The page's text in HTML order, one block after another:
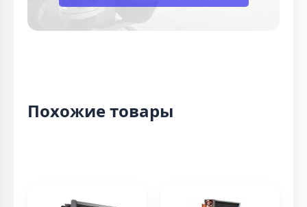
Похожие товары